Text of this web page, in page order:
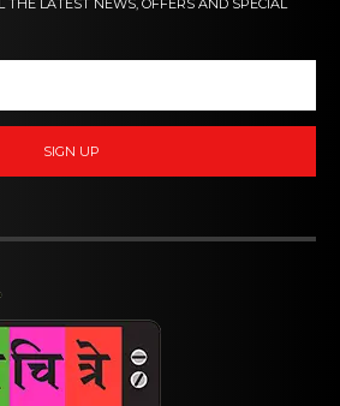
LATEST NEWS, OFFERS AND SPECIAL
SIGN UP